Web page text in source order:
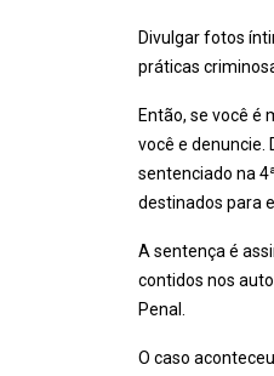
Divulgar fotos
práticas
Então, se você é
você e denuncie.
sentenciado na
destinados para
A sentença é
contidos nos
Penal.
O caso